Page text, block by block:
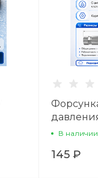
В наличии
145 ₽